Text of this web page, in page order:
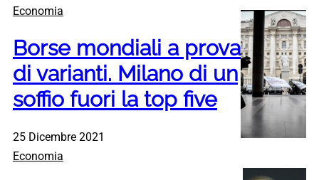
Economia
Borse mondiali a prova
di varianti. Milano di un
soffio fuori la top five
25 Dicembre 2021
Economia